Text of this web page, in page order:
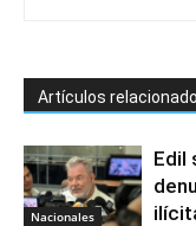
Artículos
Nacionales
Edil